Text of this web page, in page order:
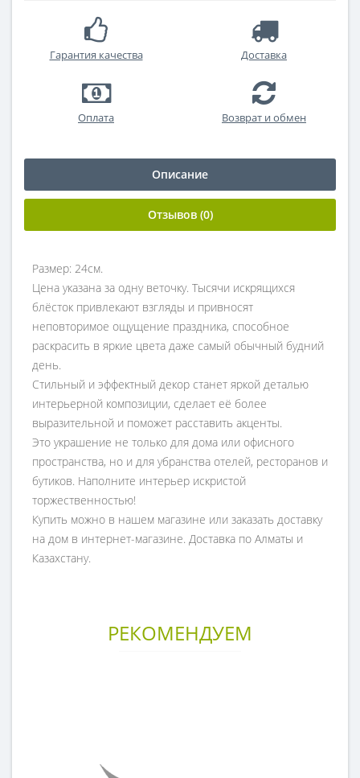
Гарантия качества Доставка
Оплата Возврат и обмен
Описание
Отзывов (0)
Размер: 24см.
Цена указана за одну веточку. Тысячи искрящихся
блёсток привлекают взгляды и привносят
неповторимое ощущение праздника, способное
раскрасить в яркие цвета даже самый обычный будний
день.
Стильный и эффектный декор станет яркой деталью
интерьерной композиции, сделает её более
выразительной и поможет расставить акценты.
Это украшение не только для дома или офисного
пространства, но и для убранства отелей, ресторанов и
бутиков. Наполните интерьер искристой
торжественностью!
Купить можно в нашем магазине или заказать доставку
на дом в интернет-магазине. Доставка по Алматы и
Казахстану.
РЕКОМЕНДУЕМ